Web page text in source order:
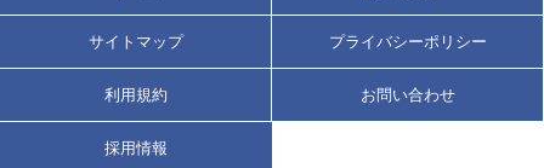
サイトマップ プライバシーポリシー
利用規約 お問い合わせ
採用情報